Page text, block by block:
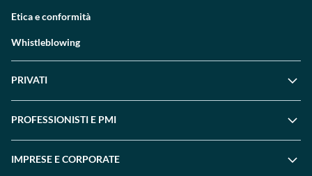
Etica e conformità
Whistleblowing
PRIVATI
PROFESSIONISTI E PMI
IMPRESE E CORPORATE